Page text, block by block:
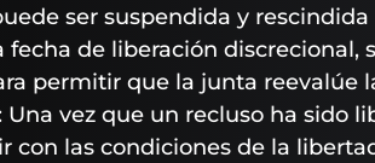
ser suspendida y rescindida
fecha de liberación discrecional,
permitir que la junta reevalúe
vez que un recluso ha sido
con las condiciones de la